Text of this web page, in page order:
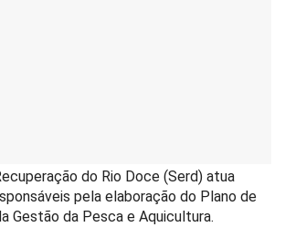
do Rio Doce (Serd) atua
pela elaboração do Plano de
Gestão da Pesca e Aquicultura.